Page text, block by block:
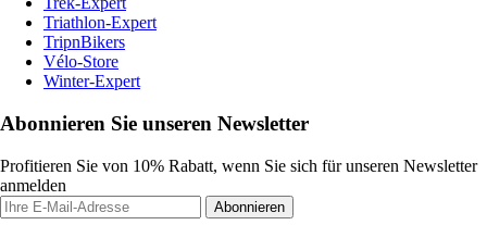
Triathlon-Expert
TripnBikers
Vélo-Store
Winter-Expert
Abonnieren Sie unseren Newsletter
Profitieren Sie von 10% Rabatt, wenn Sie sich für unseren Newsletter
anmelden
Abonnieren